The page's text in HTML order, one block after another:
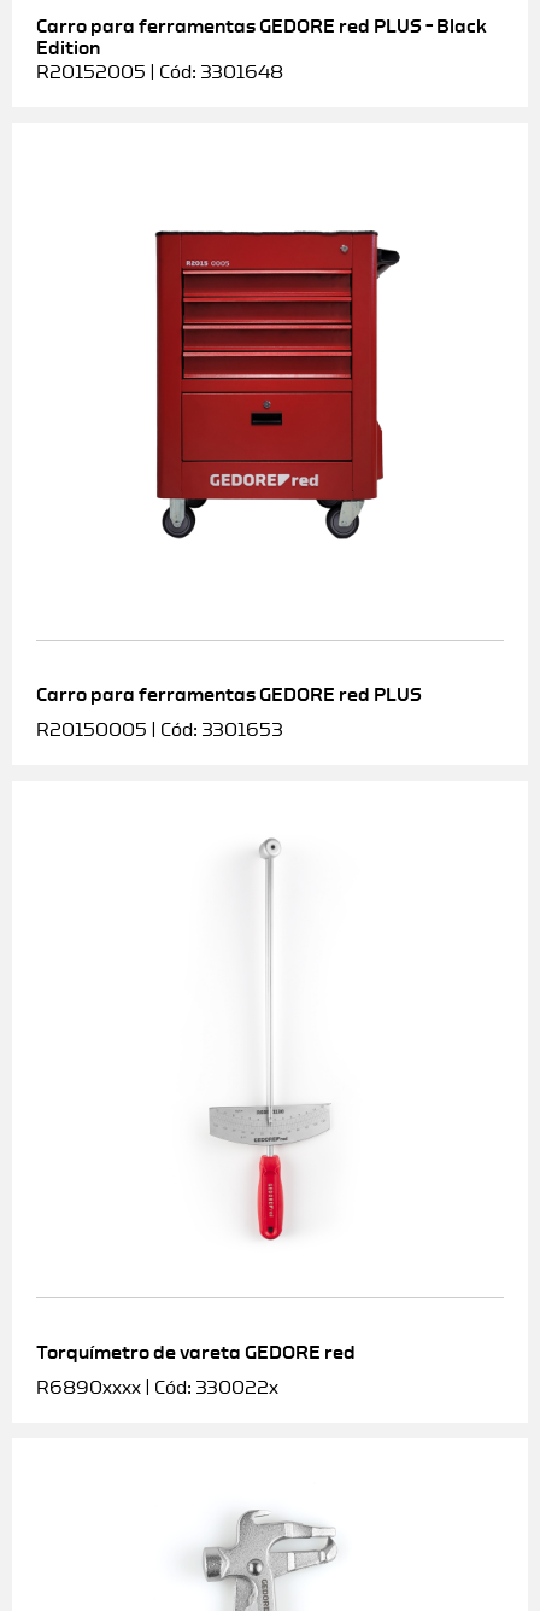
Carro para ferramentas GEDORE red PLUS – Black
Edition
R20152005 | Cód: 3301648
Carro para ferramentas GEDORE red PLUS
R20150005 | Cód: 3301653
Torquímetro de vareta GEDORE red
R6890xxxx | Cód: 330022x